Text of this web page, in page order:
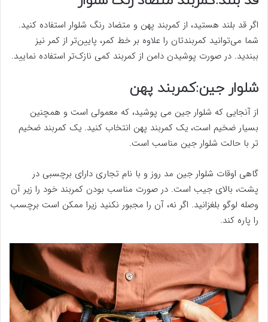
اگر قد بلند هستید، از کمربند پهن و متضاد رنگ شلوار استفاده کنید.
شما می‌توانید کمربندتان را علاوه بر خط کمر، پایین‌تر از کمر نیز
ببندید. در صورت پوشیدن دامن از کمربند کمی نازک‌تر استفاده نمایید.
شلوار جین:کمربند پهن
از آنجایی که شلوار جین می پوشید، که معمولی است و همچنین
بسیار ضخیم است، یک کمربند پهن انتخاب کنید. یک کمربند ضخیم
تر با حالت شلوار جین مناسب است.
گاهی اوقات شلوار جین مد روز و با نام تجاری دارای برچسبی در
پشت، بالای جیب است. در صورت مناسب بودن کمربند خود را زیر آن
وصله لوگو بلغزانید. اگر نه، آن را مجبور نکنید زیرا ممکن است برچسب
را پاره کند.